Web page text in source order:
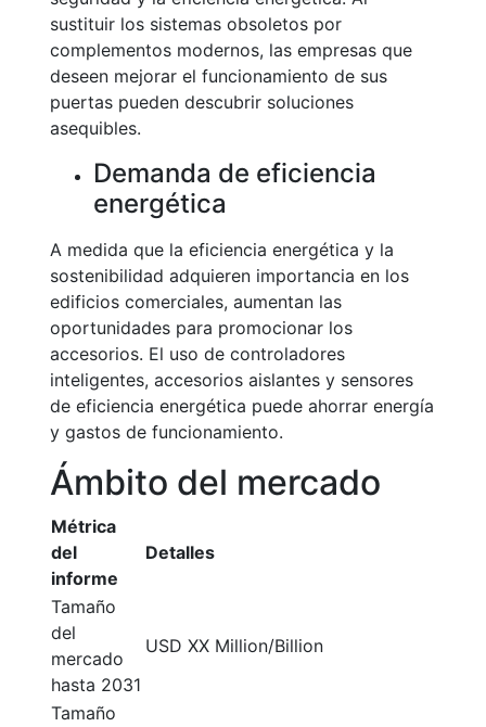
sustituir los sistemas obsoletos por
complementos modernos, las empresas que
deseen mejorar el funcionamiento de sus
puertas pueden descubrir soluciones
asequibles.
Demanda de eficiencia
energética
A medida que la eficiencia energética y la
sostenibilidad adquieren importancia en los
edificios comerciales, aumentan las
oportunidades para promocionar los
accesorios. El uso de controladores
inteligentes, accesorios aislantes y sensores
de eficiencia energética puede ahorrar energía
y gastos de funcionamiento.
Ámbito del mercado
Métrica
del
informe
Detalles
Tamaño
del
mercado
hasta 2031
USD XX Million/Billion
Tamaño